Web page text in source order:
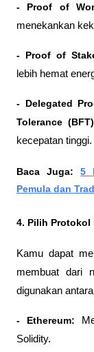
- Proof of
menekankan
- Proof of
lebih hemat
- Delegated
Tolerance
kecepatan tinggi.
Baca Juga: 5
Pemula dan
4. Pilih Protokol
Kamu dapat
membuat dari
digunakan
- Ethereum:
Solidity.